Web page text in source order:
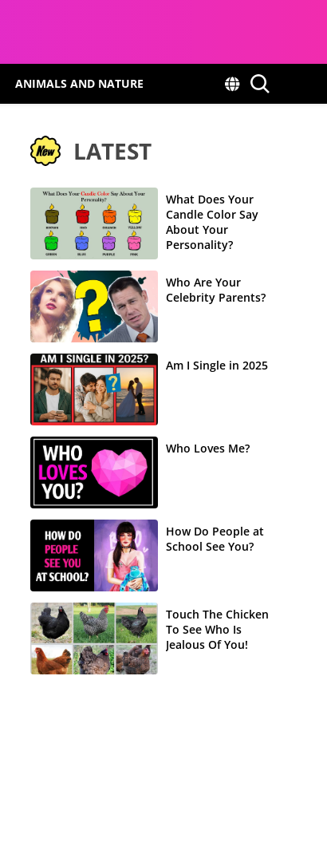
ANIMALS AND NATURE
LATEST
What Does Your
Candle Color Say
About Your
Personality?
Who Are Your
Celebrity Parents?
Am I Single in 2025
Who Loves Me?
How Do People at
School See You?
Touch The Chicken
To See Who Is
Jealous Of You!